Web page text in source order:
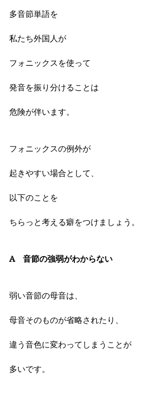
多音節単語を
私たち外国人が
フォニックスを使って
発音を振り分けることは
危険が伴います。
フォニックスの例外が
起きやすい場合として、
以下のことを
ちらっと考える癖をつけましょう。
A　音節の強弱がわからない
弱い音節の母音は、
母音そのものが省略されたり、
違う音色に変わってしまうことが
多いです。